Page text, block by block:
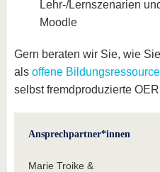
Lehr-/Lernszenarien
Moodle
Gern beraten wir Sie, wie
als offene
selbst fremdproduzierte
Ansprechpartner*innen
Marie Troike &